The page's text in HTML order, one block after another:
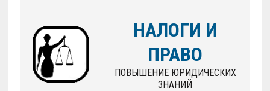
НАЛОГИ И
ПРАВО
ПОВЫШЕНИЕ ЮРИДИЧЕСКИХ
ЗНАНИЙ